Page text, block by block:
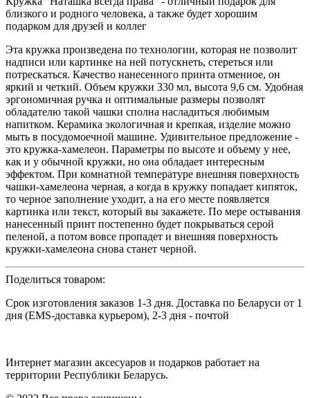
близкого и родного человека, а также будет хорошим
подарком для друзей и коллег
Эта кружка произведена по технологии, которая не позволит
надписи или картинке на ней потускнеть, стереться или
потрескаться. Качество нанесенного принта отменное, он
яркий и четкий. Объем кружки 330 мл, высота 9,6 см. Удобная
эргономичная ручка и оптимальные размеры позволят
обладателю такой чашки сполна насладиться любимым
напитком. Керамика экологичная и крепкая, изделие можно
мыть в посудомоечной машине. Удивительное предложение -
это кружка-хамелеон. Параметры по высоте и объему у нее,
как и у обычной кружки, но она обладает интересным
эффектом. При комнатной температуре внешняя поверхность
чашки-хамелеона черная, а когда в кружку попадает кипяток,
то черное заполнение уходит, а на его месте появляется
картинка или текст, который вы закажете. По мере остывания
нанесенный принт постепенно будет покрываться серой
пеленой, а потом вовсе пропадет и внешняя поверхность
кружки-хамелеона снова станет черной.
Поделиться товаром:
Срок изготовления заказов 1-3 дня. Доставка по Беларуси от 1
дня (EMS-доставка курьером), 2-3 дня - почтой
Интернет магазин аксесуаров и подарков работает на
территории Реcпублики Беларусь.